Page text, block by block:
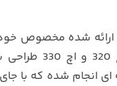
ارائه‌ شده مخصوص
های برلیانس
ای انجام شده که با